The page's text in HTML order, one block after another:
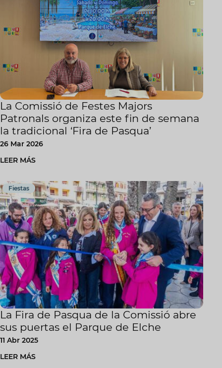
La Comissió de Festes Majors
Patronals organiza este fin de semana
la tradicional ‘Fira de Pasqua’
26 Mar 2026
LEER MÁS
Fiestas
La Fira de Pasqua de la Comissió abre
sus puertas el Parque de Elche
11 Abr 2025
LEER MÁS